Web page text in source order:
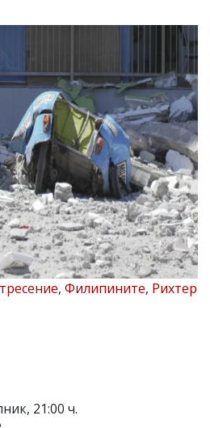
, Филипините, Рихтер
21:00 ч.